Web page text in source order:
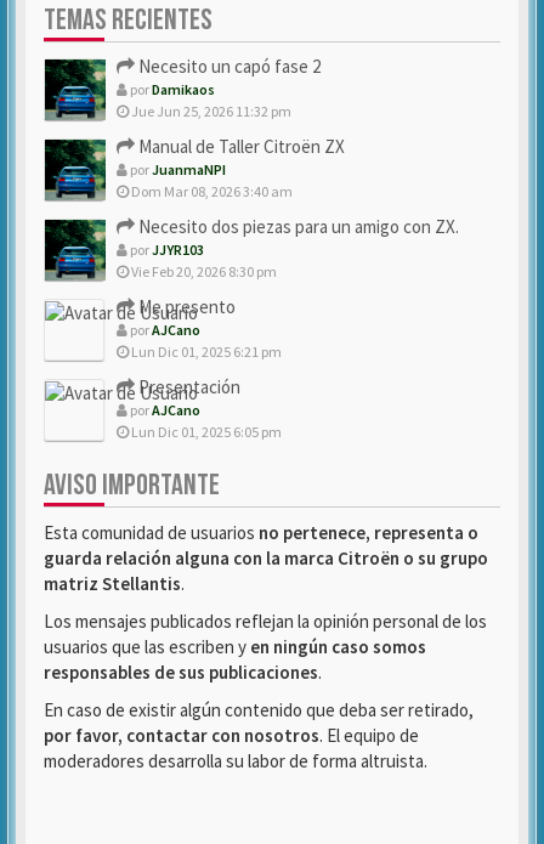
TEMAS RECIENTES
Necesito un capó fase 2
porDamikaos
Jue Jun 25, 2026 11:32 pm
Manual de Taller Citroën ZX
porJuanmaNPI
Dom Mar 08, 2026 3:40 am
Necesito dos piezas para un amigo con ZX.
porJJYR103
Vie Feb 20, 2026 8:30 pm
Me presento
porAJCano
Lun Dic 01, 2025 6:21 pm
Presentación
porAJCano
Lun Dic 01, 2025 6:05 pm
AVISO IMPORTANTE
Esta comunidad de usuarios no pertenece, representa o
guarda relación alguna con la marca Citroën o su grupo
matriz Stellantis.
Los mensajes publicados reflejan la opinión personal de los
usuarios que las escriben y en ningún caso somos
responsables de sus publicaciones.
En caso de existir algún contenido que deba ser retirado,
por favor, contactar con nosotros. El equipo de
moderadores desarrolla su labor de forma altruista.